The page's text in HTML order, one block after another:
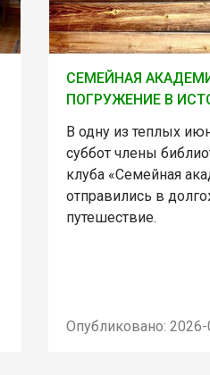
СЕМЕЙНАЯ
ПОГРУЖЕНИЕ В
В одну из теплых
суббот члены
клуба «Семейная
отправились в
путешествие.
Опубликовано: